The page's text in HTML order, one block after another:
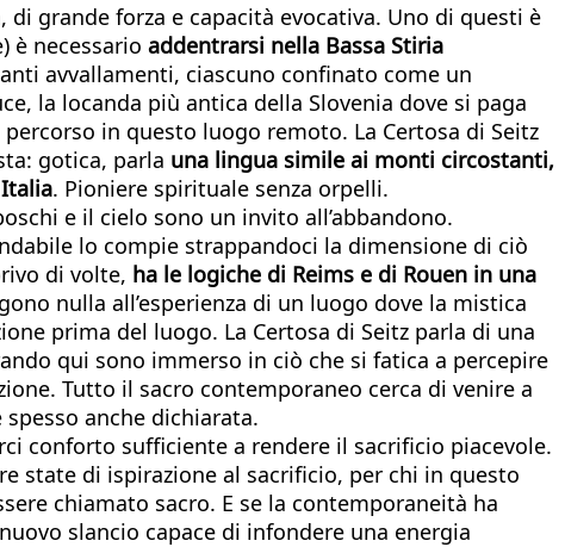
grande forza e capacità evocativa. Uno di questi è
è necessario addentrarsi nella Bassa Stiria
avvallamenti, ciascuno confinato come un
la locanda più antica della Slovenia dove si paga
in questo luogo remoto. La Certosa di Seitz
gotica, parla una lingua simile ai monti circostanti,
. Pioniere spirituale senza orpelli.
e il cielo sono un invito all’abbandono.
lo compie strappandoci la dimensione di ciò
di volte, ha le logiche di Reims e di Rouen in una
nulla all’esperienza di un luogo dove la mistica
prima del luogo. La Certosa di Seitz parla di una
qui sono immerso in ciò che si fatica a percepire
Tutto il sacro contemporaneo cerca di venire a
anche dichiarata.
conforto sufficiente a rendere il sacrificio piacevole.
state di ispirazione al sacrificio, per chi in questo
chiamato sacro. E se la contemporaneità ha
slancio capace di infondere una energia